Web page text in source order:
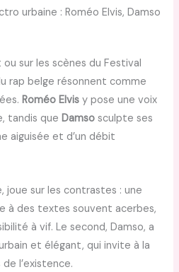
urbaine : Roméo Elvis, Damso
sur les scènes du Festival
rap belge résonnent comme
Roméo Elvis y pose une voix
tandis queDamso sculpte ses
aiguisée et d’un débit
joue sur les contrastes : une
à des textes souvent acerbes,
à vif. Le second, Damso, a
et élégant, qui invite à la
l’existence.